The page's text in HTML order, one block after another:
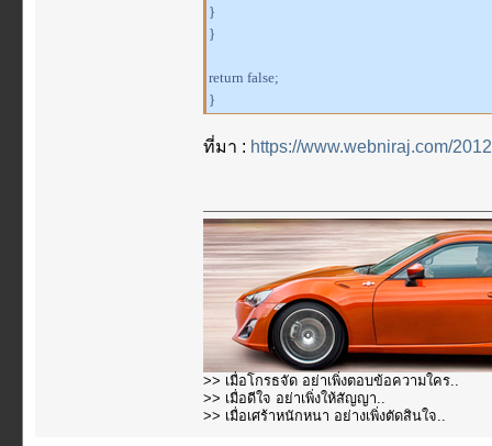
}
}
return false;
}
ที่มา : https://www.webniraj.com/
>> เมื่อโกรธจัด อย่าเพิ่งตอบข้อความใคร..
>> เมื่อดีใจ อย่าเพิ่งให้สัญญา..
>> เมื่อเศร้าหนักหนา อย่างเพิ่งตัดสินใจ..